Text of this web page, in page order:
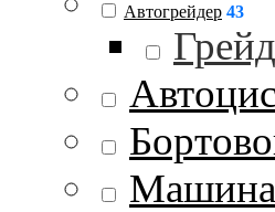
Автогрейдер 43
Машина